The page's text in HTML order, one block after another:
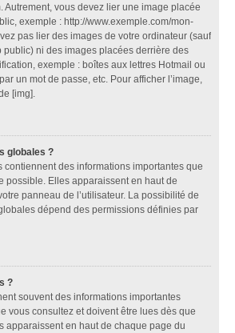
Autrement, vous devez lier une image placée
exemple : http://www.exemple.com/mon-
pas lier des images de votre ordinateur (sauf
public) ni des images placées derrière des
exemple : boîtes aux lettres Hotmail ou
un mot de passe, etc. Pour afficher l’image,
[img].
globales ?
contiennent des informations importantes que
possible. Elles apparaissent en haut de
panneau de l’utilisateur. La possibilité de
dépend des permissions définies par
?
souvent des informations importantes
vous consultez et doivent être lues dès que
apparaissent en haut de chaque page du